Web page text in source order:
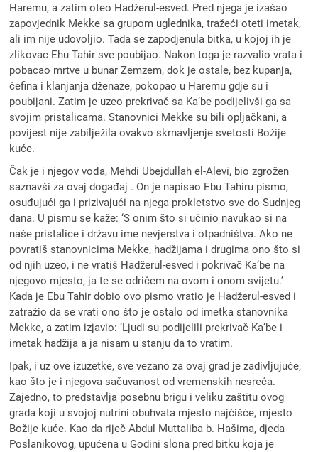
Haremu, a zatim oteo Hadžerul-esved. Pred njega je izašao
zapovjednik Mekke sa grupom uglednika, tražeći oteti imetak,
ali im nije udovoljio. Tada se zapodjenula bitka, u kojoj ih je
zlikovac Ehu Tahir sve poubijao. Nakon toga je razvalio vrata i
pobacao mrtve u bunar Zemzem, dok je ostale, bez kupanja,
ćefina i klanjanja dženaze, pokopao u Haremu gdje su i
poubijani. Zatim je uzeo prekrivač sa Ka’be podijelivši ga sa
svojim pristalicama. Stanovnici Mekke su bili opljačkani, a
povijest nije zabilježila ovakvo skrnavljenje svetosti Božije
kuće.
Čak je i njegov vođa, Mehdi Ubejdullah el-Alevi, bio zgrožen
saznavši za ovaj događaj . On je napisao Ebu Tahiru pismo,
osuđujući ga i prizivajući na njega prokletstvo sve do Sudnjeg
dana. U pismu se kaže: ‘S onim što si učinio navukao si na
naše pristalice i državu ime nevjerstva i otpadništva. Ako ne
povratiš stanovnicima Mekke, hadžijama i drugima ono što si
od njih uzeo, i ne vratiš Hadžerul-esved i pokrivač Ka’be na
njegovo mjesto, ja te se odričem na ovom i onom svijetu.’
Kada je Ebu Tahir dobio ovo pismo vratio je Hadžerul-esved i
zatražio da se vrati ono što je ostalo od imetka stanovnika
Mekke, a zatim izjavio: ‘Ljudi su podijelili prekrivač Ka’be i
imetak hadžija a ja nisam u stanju da to vratim.
Ipak, i uz ove izuzetke, sve vezano za ovaj grad je zadivljujuće,
kao što je i njegova sačuvanost od vremenskih nesreća.
Zajedno, to predstavlja posebnu brigu i veliku zaštitu ovog
grada koji u svojoj nutrini obuhvata mjesto najčišće, mjesto
Božije kuće. Kao da riječ Abdul Muttaliba b. Hašima, djeda
Poslanikovog, upućena u Godini slona pred bitku koja je